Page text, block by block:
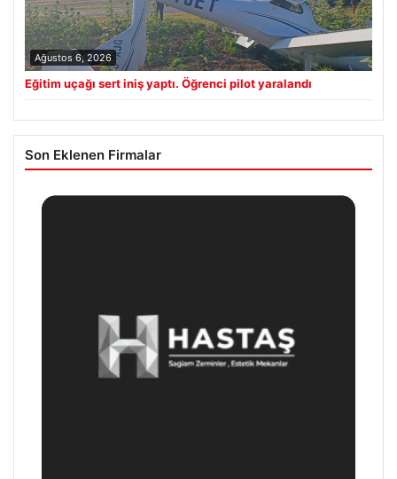
Ağustos 6, 2026
Eğitim uçağı sert iniş yaptı. Öğrenci pilot yaralandı
Son Eklenen Firmalar